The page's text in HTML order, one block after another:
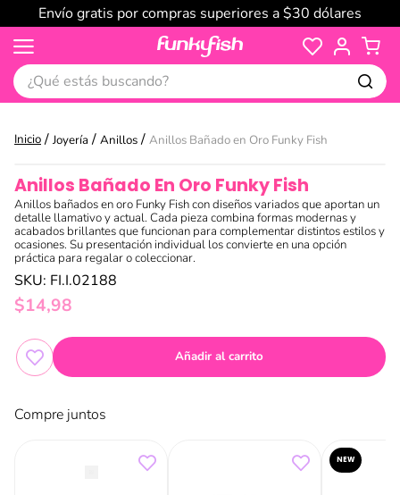
Envío gratis por compras superiores a $30 dólares
¿Qué estás buscando?
Joyería Anillos Anillos Bañado en Oro Funky Fish
Anillos Bañado En Oro Funky Fish
Anillos bañados en oro Funky Fish con diseños variados que aportan un
detalle llamativo y actual. Cada pieza combina formas modernas y
acabados brillantes que funcionan para complementar distintos estilos y
ocasiones. Su presentación individual los convierte en una opción
práctica para regalar o coleccionar.
SKU: FI.I.02188
$14,98
Añadir al carrito
Compre juntos
NEW